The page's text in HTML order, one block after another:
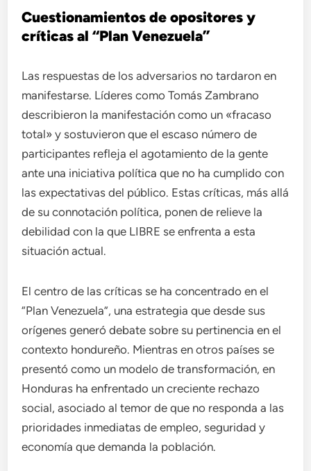
Cuestionamientos de opositores y
críticas al “Plan Venezuela”
Las respuestas de los adversarios no tardaron en
manifestarse. Líderes como Tomás Zambrano
describieron la manifestación como un «fracaso
total» y sostuvieron que el escaso número de
participantes refleja el agotamiento de la gente
ante una iniciativa política que no ha cumplido con
las expectativas del público. Estas críticas, más allá
de su connotación política, ponen de relieve la
debilidad con la que LIBRE se enfrenta a esta
situación actual.
El centro de las críticas se ha concentrado en el
“Plan Venezuela”, una estrategia que desde sus
orígenes generó debate sobre su pertinencia en el
contexto hondureño. Mientras en otros países se
presentó como un modelo de transformación, en
Honduras ha enfrentado un creciente rechazo
social, asociado al temor de que no responda a las
prioridades inmediatas de empleo, seguridad y
economía que demanda la población.